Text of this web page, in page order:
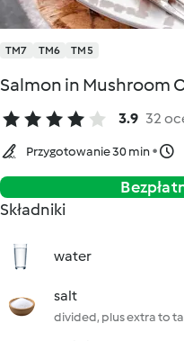
TM7 TM6 TM5
Salmon in Mushroom
3.9 32
Przygotowanie 30 min
Składniki
water
salt
divided, plus extra to